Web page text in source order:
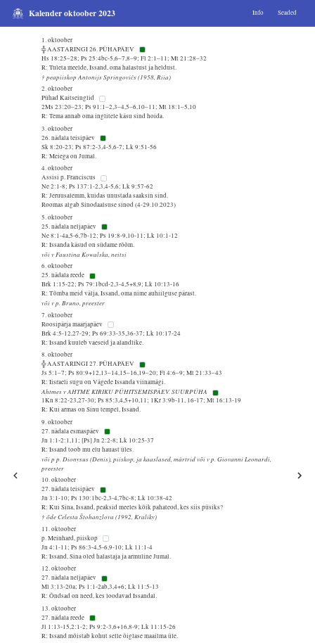
Kalender oktoober 2023 Info Seaded
1. oktoober
╬ AASTARINGI 26. PÜHAPÄEV
Hs 18:25–28; Ps 25:4bc-5,6–7,8–9; Fl 2:1–11; Mt 21:28–32
R: Tuleta meelde, Issand, oma halastust ja heldust.
† peapiiskop Antonijs Springovičs (1958, Riia)
2. oktoober
Pühad Kaitseinglid
2Ms 23:20–23; Ps 91:1–2,3–4,5–6,10–11; Mt 18:1–5,10
R: Tema annab oma inglitele käsu sind hoida.
3. oktoober
26. nädala teisipäev
Sk 8:20-23; Ps 87:2-3,4-5,6-7; Lk 9:51-56
R: Meiega on Jumal.
4. oktoober
Assisi p. Franciscus
Ne 2:1-8; Ps 137:1-2,3,4-5,6; Lk 9:57-62
R: Jeruusalemm, kuidas unustada saaksin sind.
Roomas algab Sinodaalsuse sinod (4-29.10.2023)
5. oktoober
25. nädala neljapäev
Ne 8:1-4a,5-6,7b-12; Ps 19:8-9,10-11; Lk 10:1-12
R: Issanda käsud on südame rõõm.
või v Faustina Kowalska, neitsi
6. oktoober
25. nädala reede
Brk 1:15-22; Ps 79:1bcd-2,3-4,5+8,9; Lk 10:13-16
R: Tõmba meid välja, Issand, oma nime auhiilguse pärast.
või v p. Bruno, preester
7. oktoober
Roosipärja maarjapäev
Brk 4:5-12,27-29; Ps 69:33-35,36-37; Lk 10:17-24
R: Issand kuuleb vaeseid ja alandlike.
8. oktoober
╬ AASTARINGI 27. PÜHAPÄEV
Js 5:1–7; Ps 80:9+12,13–14,15–16,19–20; Fl 4:6–9; Mt 21:33–43
R: Iisraeli sugu on Vägede Issanda viinamägi.
Ahtmes v AHTME KIRIKU PÜHITSEMISPÄEV. SUURPÜHA
1Kn 8:22-23,27-30; Ps 85:3,4,5+10,11; 1Kr 3:9b-11, 16-17; Mt 16:13-19
R: Kui armas on Sinu tempel, Issand.
9. oktoober
27. nädala esmaspäev
Jn 1:1-2:1,11; [Ps] Jn 2:2-8; Lk 10:25-37
R: Issand toob mu elu hauast üles.
või p p. Dionysus (Denis), piiskop, ja kaaslased, märtrid või v p. Giovanni Leonardi,
preester
10. oktoober
27. nädala teisipäev
Jn 3:1-10; Ps 130:1bc-2,3-4,7bc-8; Lk 10:38-42
R: Kui Sina, Issand, peaksid meeles kõik pahateod, kes siis püsiks?
† õde Celesta Štohanzlova (1992, Kraliky)
11. oktoober
p. Meinhard, piiskop
Jn 4:1-11; Ps 86:3-4,5-6,9-10; Lk 11:1-4
R: Issand, Sina oled halastaja ja armuline Jumal.
12. oktoober
27. nädala neljapäev
Ml 3:13-20a; Ps 1:1-2ab,3,4+6; Lk 11:5-13
R: Õndsad on need, kes loodavad Issandal.
13. oktoober
27. nädala reede
Jl 1:13-15,2:1-2; Ps 9:2-3,6+16,8-9; Lk 11:15-26
R: Issand mõistab kohut selle õiglase maailma üle.